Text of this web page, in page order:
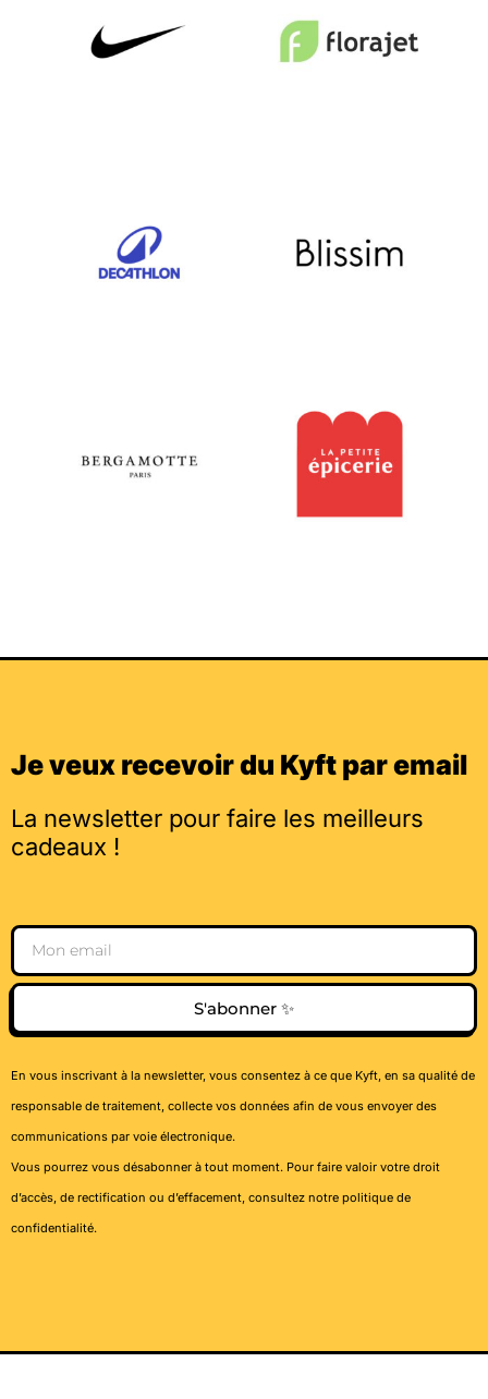
Je veux recevoir du Kyft par email
La newsletter pour faire les meilleurs
cadeaux !
Email
S'abonner ✨
En vous inscrivant à la newsletter, vous consentez à ce que Kyft, en sa qualité de
responsable de traitement, collecte vos données afin de vous envoyer des
communications par voie électronique.
Vous pourrez vous désabonner à tout moment. Pour faire valoir votre droit
d’accès, de rectification ou d’effacement, consultez notre politique de
confidentialité.